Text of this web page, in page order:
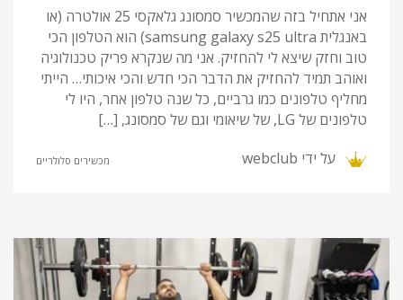
אני אתחיל בזה שהמכשיר סמסונג גלאקסי 25 אולטרה (או
באנגלית samsung galaxy s25 ultra) הוא הטלפון הכי
טוב וחזק שיצא לי להחזיק. אני מה שנקרא פריק טכנולוגיה
ואוהב תמיד להחזיק את הדבר הכי חדש והכי איכותי… הייתי
מחליף טלפונים כמו גרביים, כל שנה טלפון אחר, היו לי
טלפונים של LG, של שיאומי וגם של סמסונג, […]
על ידי webclub מכשירים סלולריים